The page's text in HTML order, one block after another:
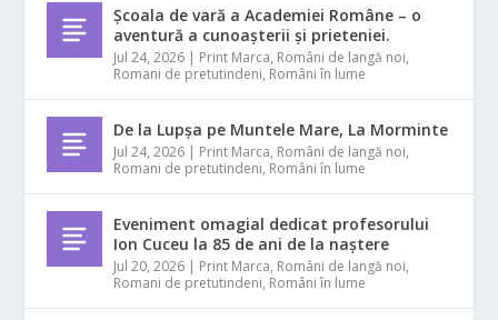
Școala de vară a Academiei Române – o
aventură a cunoașterii și prieteniei.
Jul 24, 2026 | Print Marca, Români de langă noi,
Romani de pretutindeni, Români în lume
De la Lupșa pe Muntele Mare, La Morminte
Jul 24, 2026 | Print Marca, Români de langă noi,
Romani de pretutindeni, Români în lume
Eveniment omagial dedicat profesorului
Ion Cuceu la 85 de ani de la naștere
Jul 20, 2026 | Print Marca, Români de langă noi,
Romani de pretutindeni, Români în lume